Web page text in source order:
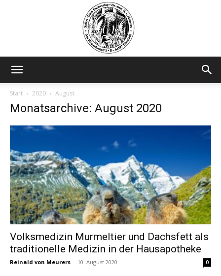
Start
2020 August
Monatsarchive: August 2020
Volksmedizin Murmeltier und Dachsfett als
traditionelle Medizin in der Hausapotheke
Reinald von Meurers - 10. August 2020 0